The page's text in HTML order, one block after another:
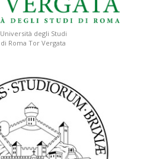
Università degli Studi
di Roma Tor Vergata